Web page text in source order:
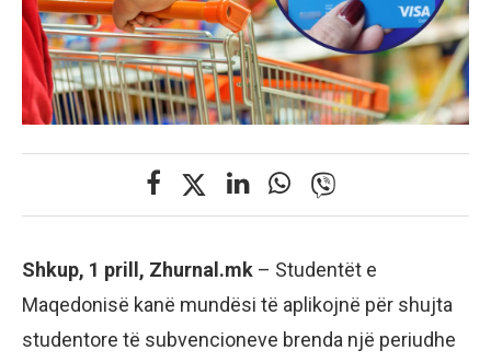
Shkup, 1 prill, Zhurnal.mk – Studentët e
Maqedonisë kanë mundësi të aplikojnë për shujta
studentore të subvencioneve brenda një periudhe